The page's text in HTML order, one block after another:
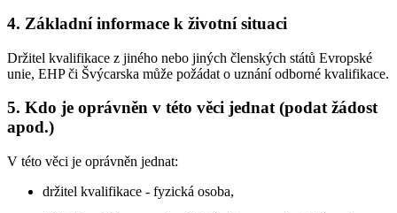
4. Základní informace k životní situaci
Držitel kvalifikace z jiného nebo jiných členských států Evropské
unie, EHP či Švýcarska může požádat o uznání odborné kvalifikace.
5. Kdo je oprávněn v této věci jednat (podat žádost
apod.)
V této věci je oprávněn jednat:
držitel kvalifikace - fyzická osoba,